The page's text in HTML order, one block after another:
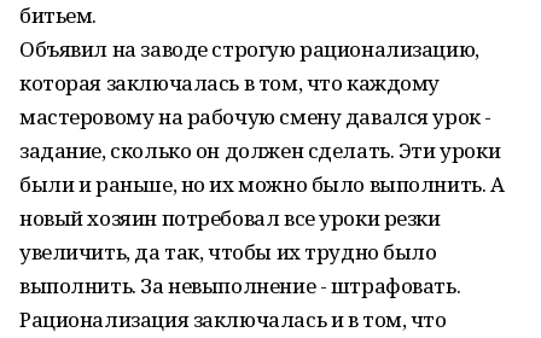
битьем.
Объявил на заводе строгую рационализацию,
которая заключалась в том, что каждому
мастеровому на рабочую смену давался урок -
задание, сколько он должен сделать. Эти уроки
были и раньше, но их можно было выполнить. А
новый хозяин потребовал все уроки резки
увеличить, да так, чтобы их трудно было
выполнить. За невыполнение - штрафовать.
Рационализация заключалась и в том, что